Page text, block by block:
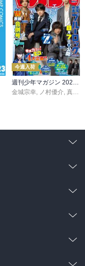
今週入荷
週刊少年マガジン 2026年36・37号[2026年8月5日発売]
金城宗幸, ノ村優介, 真島ヒロ